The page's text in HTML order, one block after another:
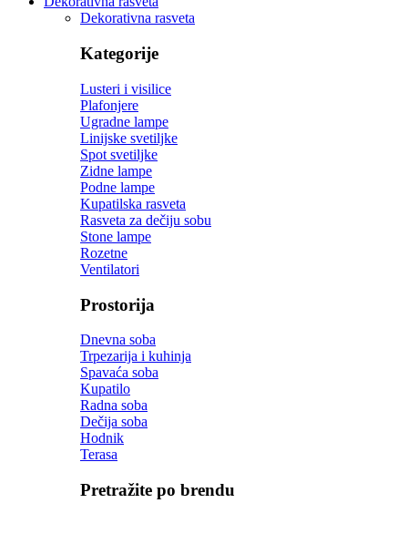
Dekorativna rasveta
Kategorije
Lusteri i visilice
Plafonjere
Ugradne lampe
Linijske svetiljke
Spot svetiljke
Zidne lampe
Podne lampe
Kupatilska rasveta
Rasveta za dečiju sobu
Stone lampe
Rozetne
Ventilatori
Prostorija
Dnevna soba
Trpezarija i kuhinja
Spavaća soba
Kupatilo
Radna soba
Dečija soba
Hodnik
Terasa
Pretražite po brendu